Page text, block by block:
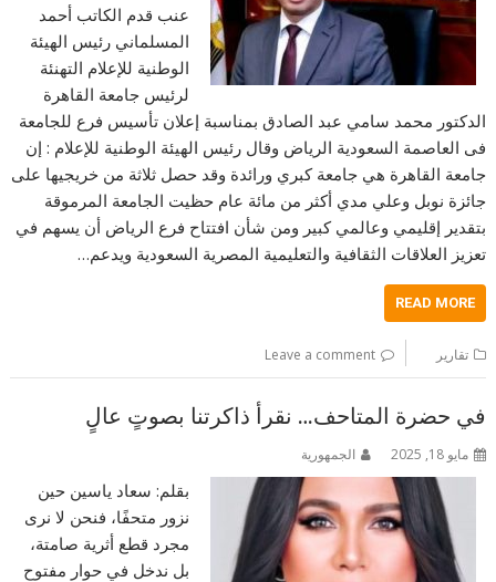
عنب قدم الكاتب أحمد
المسلماني رئيس الهيئة
الوطنية للإعلام التهنئة
لرئيس جامعة القاهرة
الدكتور محمد سامي عبد الصادق بمناسبة إعلان تأسيس فرع للجامعة
فى العاصمة السعودية الرياض وقال رئيس الهيئة الوطنية للإعلام : إن
جامعة القاهرة هي جامعة كبري ورائدة وقد حصل ثلاثة من خريجيها على
جائزة نوبل وعلي مدي أكثر من مائة عام حظيت الجامعة المرموقة
بتقدير إقليمي وعالمي كبير ومن شأن افتتاح فرع الرياض أن يسهم في
تعزيز العلاقات الثقافية والتعليمية المصرية السعودية ويدعم…
READ MORE
تقارير Leave a comment
في حضرة المتاحف… نقرأ ذاكرتنا بصوتٍ عالٍ
مايو 18, 2025 الجمهورية
بقلم: سعاد ياسين حين
نزور متحفًا، فنحن لا نرى
مجرد قطع أثرية صامتة،
بل ندخل في حوار مفتوح